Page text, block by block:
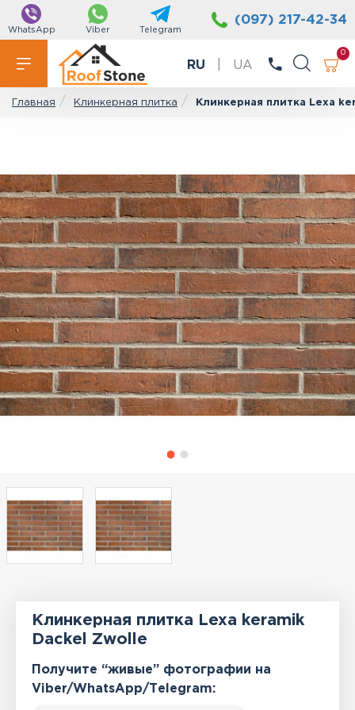
WhatsApp Viber Telegram
(097) 217-42-34
RU UA
0
Главная Клинкерная плитка Клинкерная плитка Lexa
Клинкерная плитка Lexa keramik
Dackel Zwolle
Получите “живые” фотографии на
Viber/WhatsApp/Тelegram: